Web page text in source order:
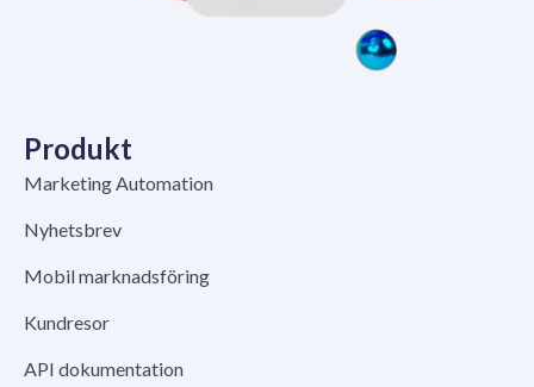
Produkt
Marketing Automation
Nyhetsbrev
Mobil marknadsföring
Kundresor
API dokumentation